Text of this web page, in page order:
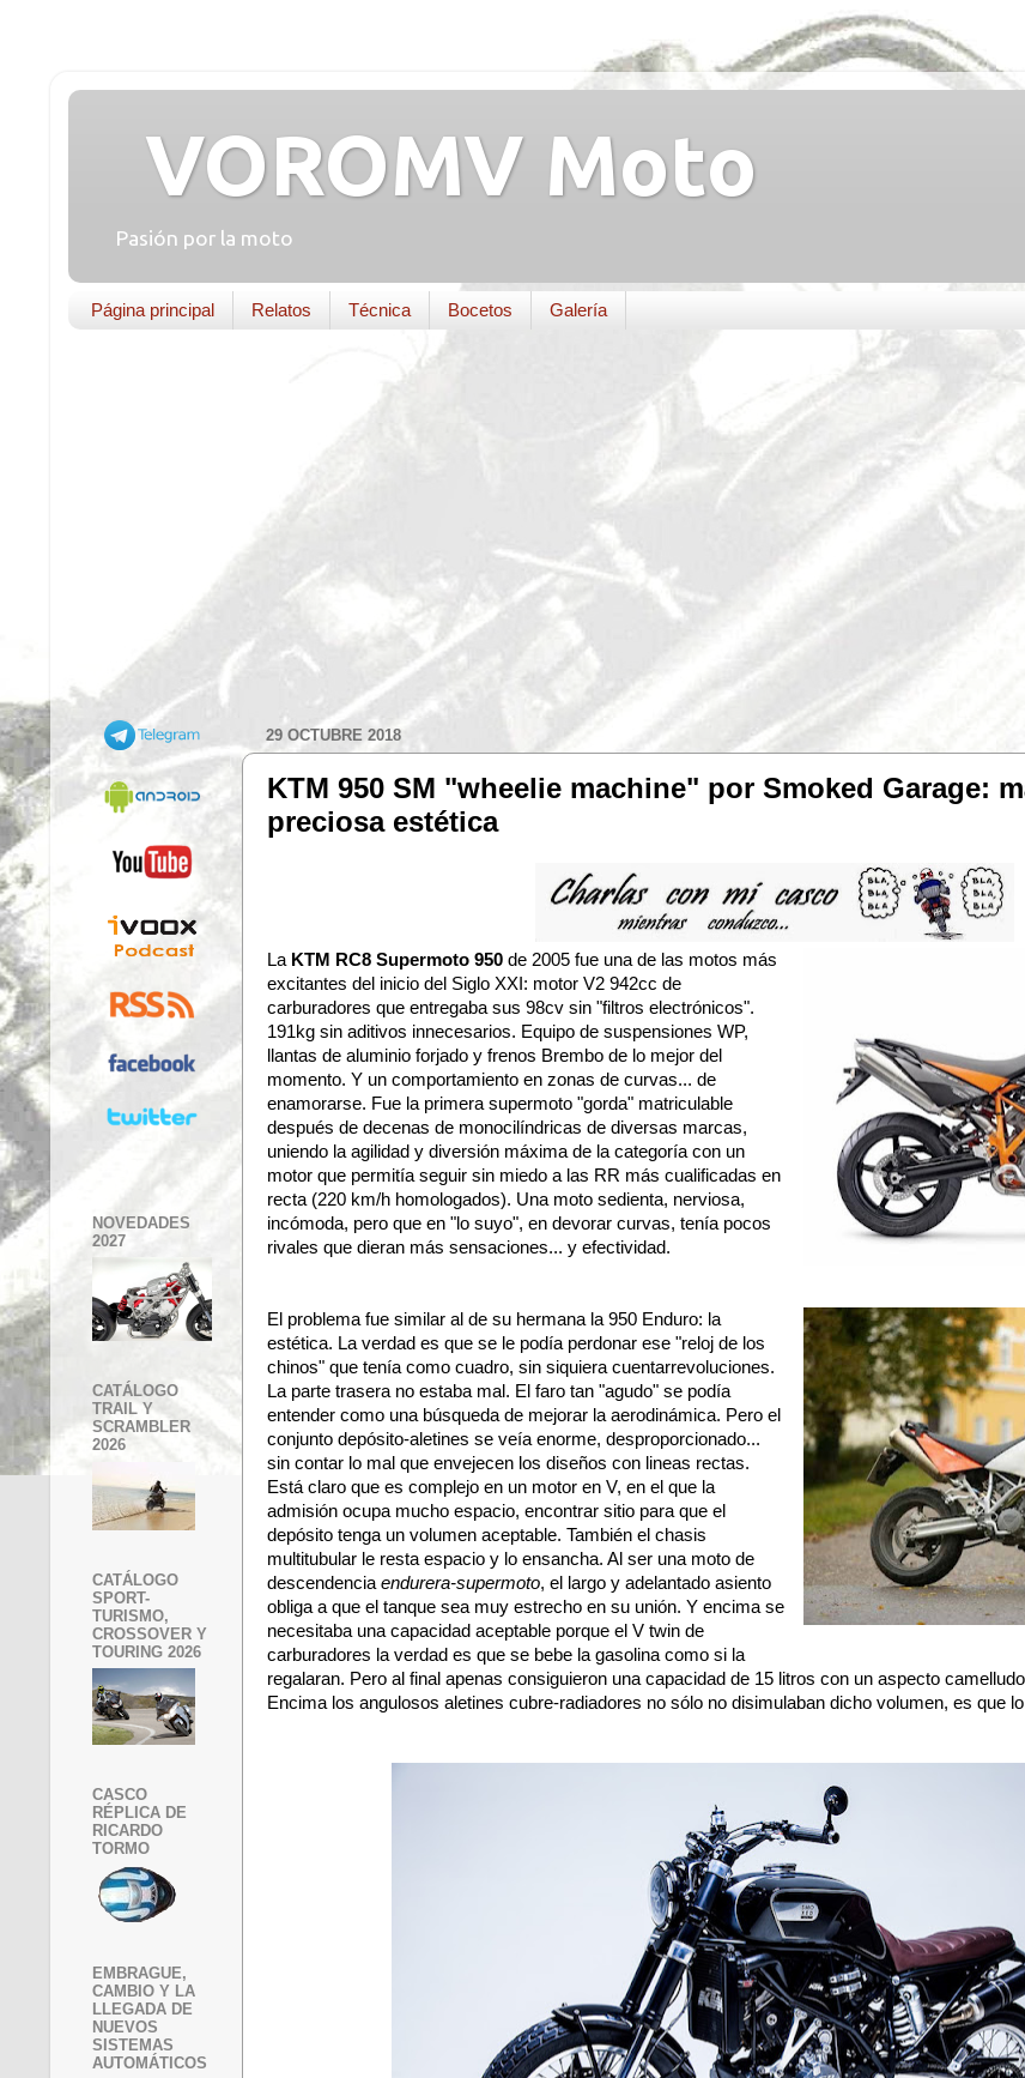
VOROMV Moto
Pasión por la moto
Página principal Relatos Técnica Bocetos Galería
29 OCTUBRE 2018
KTM 950 SM "wheelie machine" por Smoked Garage:
preciosa estética
La KTM RC8 Supermoto 950 de 2005 fue una de las motos más
excitantes del inicio del Siglo XXI: motor V2 942cc de
carburadores que entregaba sus 98cv sin "filtros electrónicos".
191kg sin aditivos innecesarios. Equipo de suspensiones WP,
llantas de aluminio forjado y frenos Brembo de lo mejor del
momento. Y un comportamiento en zonas de curvas... de
enamorarse. Fue la primera supermoto "gorda" matriculable
después de decenas de monocilíndricas de diversas marcas,
uniendo la agilidad y diversión máxima de la categoría con un
motor que permitía seguir sin miedo a las RR más cualificadas en
recta (220 km/h homologados). Una moto sedienta, nerviosa,
incómoda, pero que en "lo suyo", en devorar curvas, tenía pocos
rivales que dieran más sensaciones... y efectividad.
El problema fue similar al de su hermana la 950 Enduro: la
estética. La verdad es que se le podía perdonar ese "reloj de los
chinos" que tenía como cuadro, sin siquiera cuentarrevoluciones.
La parte trasera no estaba mal. El faro tan "agudo" se podía
entender como una búsqueda de mejorar la aerodinámica. Pero el
conjunto depósito-aletines se veía enorme, desproporcionado...
sin contar lo mal que envejecen los diseños con lineas rectas.
Está claro que es complejo en un motor en V, en el que la
admisión ocupa mucho espacio, encontrar sitio para que el
depósito tenga un volumen aceptable. También el chasis
multitubular le resta espacio y lo ensancha. Al ser una moto de
descendencia endurera-supermoto, el largo y adelantado asiento
obliga a que el tanque sea muy estrecho en su unión. Y encima se
necesitaba una capacidad aceptable porque el V twin de
carburadores la verdad es que se bebe la gasolina como si la
regalaran. Pero al final apenas consiguieron una capacidad de 15 litros con un aspecto
Encima los angulosos aletines cubre-radiadores no sólo no disimulaban dicho volumen, es que
NOVEDADES
2027
CATÁLOGO
TRAIL Y
SCRAMBLER
2026
CATÁLOGO
SPORT-
TURISMO,
CROSSOVER Y
TOURING 2026
CASCO
RÉPLICA DE
RICARDO
TORMO
EMBRAGUE,
CAMBIO Y LA
LLEGADA DE
NUEVOS
SISTEMAS
AUTOMÁTICOS